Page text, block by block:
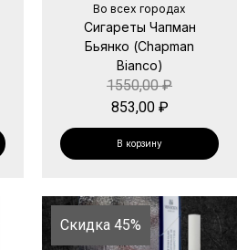
Во всех городах
Сигареты Чапман
Бьянко (Chapman
Bianco)
1550,00₽
853,00 ₽
В корзину
Скидка 45%